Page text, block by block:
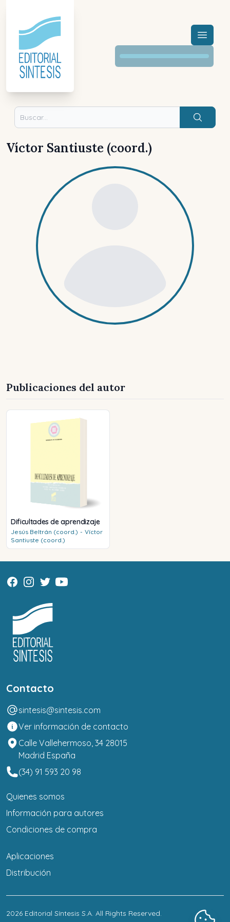
Menú
Buscar
Víctor Santiuste (coord.)
Publicaciones del autor
Dificultades de aprendizaje
Jesús Beltrán (coord.) - Víctor
Santiuste (coord.)
Contacto
sintesis@sintesis.com
Ver información de contacto
Calle Vallehermoso, 34 28015
Madrid España
(34) 91 593 20 98
Quienes somos
Información para autores
Condiciones de compra
Aplicaciones
Distribución
2026 Editorial Síntesis S.A. All Rights Reserved.